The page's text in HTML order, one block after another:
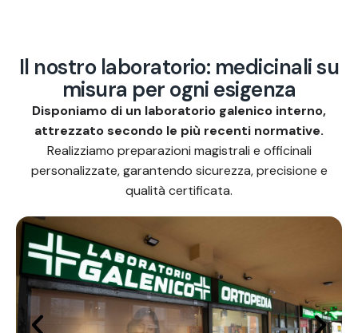
Il nostro laboratorio: medicinalisu
misura per ogni esigenza
Disponiamo di un laboratorio galenico interno,
attrezzato secondo le più recenti normative.
Realizziamo preparazioni magistrali e officinali
personalizzate, garantendo sicurezza, precisione e
qualità certificata.